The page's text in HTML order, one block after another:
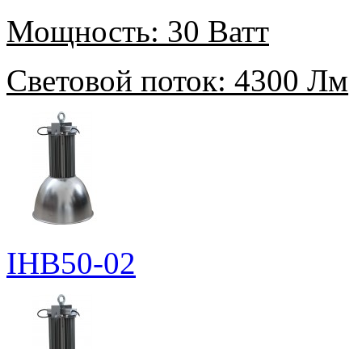
Мощность: 30 Ватт
Световой поток: 4300 Лм
IHB50-02